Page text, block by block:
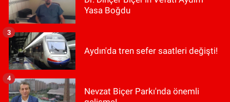
Yasa Boğdu
Aydın'da tren sefer saatleri değişti!
3
Nevzat Biçer Parkı'nda önemli
4